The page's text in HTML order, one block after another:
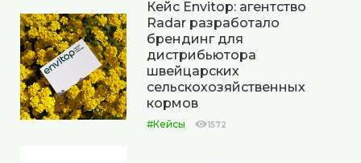
Кейс Envitop: агентство
Radar разработало
брендинг для
дистрибьютора
швейцарских
сельскохозяйственных
кормов
#Кейсы 1572